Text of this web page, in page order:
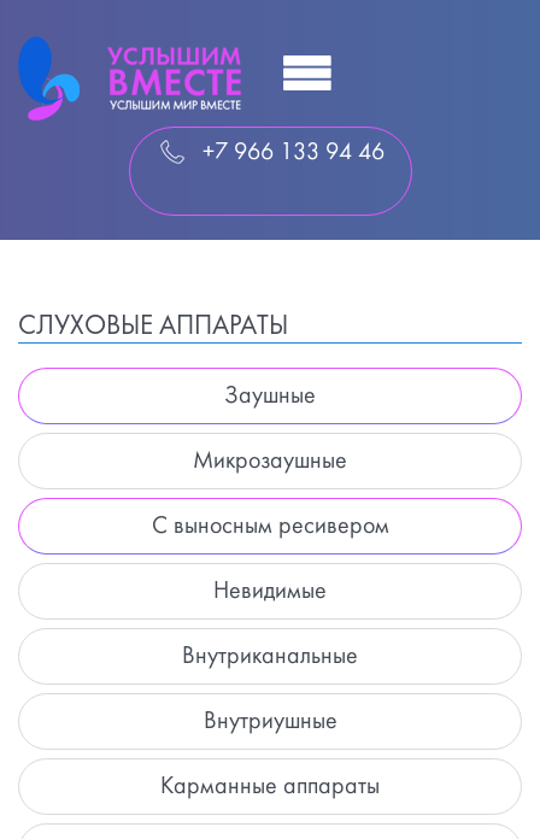
+7 966 133 94 46
СЛУХОВЫЕ АППАРАТЫ
Заушные
Микрозаушные
С выносным ресивером
Невидимые
Внутриканальные
Внутриушные
Карманные аппараты